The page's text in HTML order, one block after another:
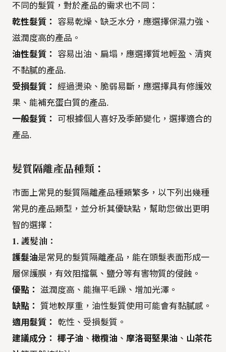
不同的髮質，對於產品的需求也不同：
乾性髮質：
容易乾燥、缺乏水分，應選擇保濕力強、
滋潤度高的產品。
油性髮質：
容易出油、扁塌，應選擇質地輕盈、清爽
不黏膩的產品.
受損髮質： 經過燙染、脆弱易斷，應選擇具有修護效
果、能補充蛋白質的產品.
一般髮質：
可根據個人喜好及季節變化，選擇適合的
產品.
髮質隔離產品種類：
市面上常見的髮質隔離產品種類繁多，以下列出幾種
常見的產品類型，並分析其優缺點，幫助您做出更明
智的選擇：
1. 護髮油：
護髮油是常見的髮質隔離產品，能在頭髮表面形成一
層保護膜，有效阻擋氯、鹽分等有害物質的侵蝕。
優點： 滋潤度高、能撫平毛躁、增加光澤。
缺點： 質地較厚重，油性髮質使用可能會有黏膩感。
適用髮質：
乾性、受損髮質。
建議成分： 椰子油 、 橄欖油 、 摩洛哥堅果油 、 山茶花